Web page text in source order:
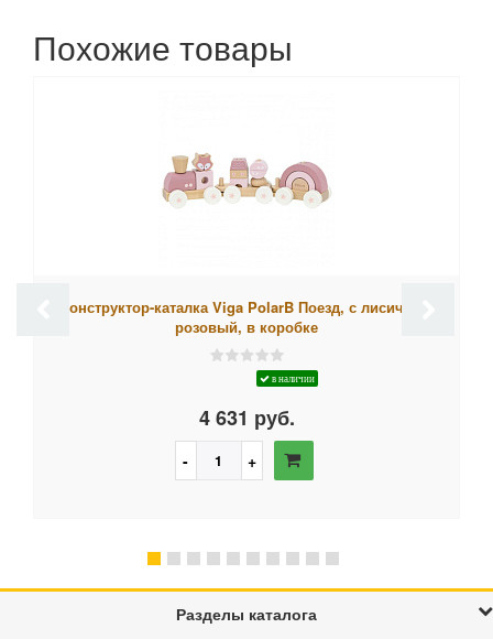
Похожие товары
Конструктор-каталка Viga PolarB Поезд, с лисичкой,
розовый, в коробке
в наличии
4 631 руб.
Разделы каталога